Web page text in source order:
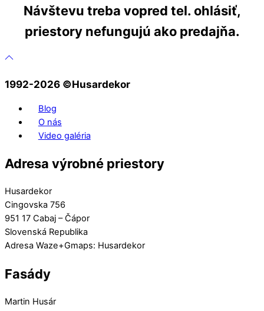
Návštevu treba vopred tel. ohlásiť,
priestory nefungujú ako predajňa.
1992-2026 ©️Husardekor
Blog
O nás
Video galéria
Adresa výrobné priestory
Husardekor
Cingovska 756
951 17 Cabaj – Čápor
Slovenská Republika
Adresa Waze+Gmaps: Husardekor
Fasády
Martin Husár